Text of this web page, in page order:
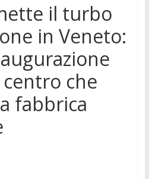
il turbo
in Veneto:
che
fabbrica